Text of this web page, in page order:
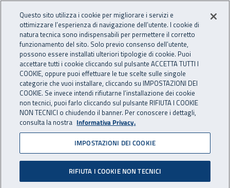
INAIL - Istituto Nazionale
Apri cerca
Navigazione principale
Navigazione - Ti trovi in:
Home Inail comunica Avvisi
Centro protesi di Vigorso di
Budrio: nuova sospensione
attività
Sono temporaneamente sospese le attività
Questo sito utilizza i cookie per migliorare i servizi e
ottimizzare l’esperienza di navigazione dell’utente. I cookie di
natura tecnica sono indispensabili per permettere il corretto
funzionamento del sito. Solo previo consenso dell’utente,
possono essere installati ulteriori tipologie di cookie. Puoi
accettare tutti i cookie cliccando sul pulsante ACCETTA TUTTI I
COOKIE, oppure puoi effettuare le tue scelte sulle singole
categorie che vuoi installare, cliccando su IMPOSTAZIONI DEI
COOKIE. Se invece intendi rifiutarne l’installazione dei cookie
non tecnici, puoi farlo cliccando sul pulsante RIFIUTA I COOKIE
NON TECNICI o chiudendo il banner. Per conoscere i dettagli,
consulta la nostra Informativa Privacy.
IMPOSTAZIONI DEI COOKIE
RIFIUTA I COOKIE NON TECNICI